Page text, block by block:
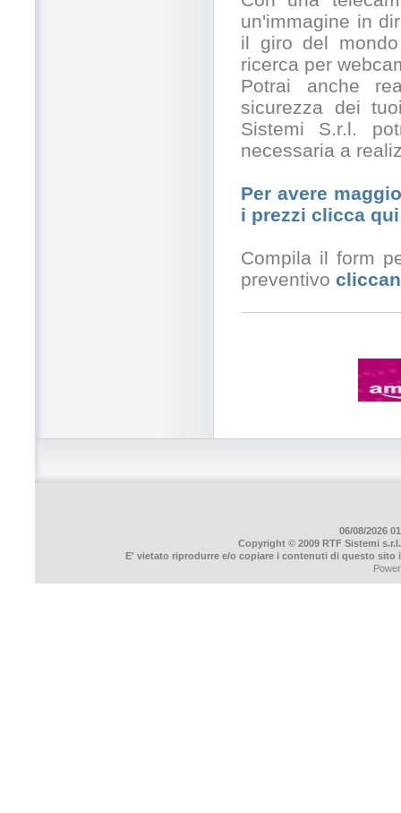
un'immagine in
il giro del
ricerca per
Potrai anche
sicurezza dei
Sistemi S.r.l.
necessaria a
Per avere
i prezzi clicca qui
Compila il form
preventivo
06/08/2026
Copyright © 2009 RTF Sistemi
E' vietato riprodurre e/o copiare i contenuti di questo